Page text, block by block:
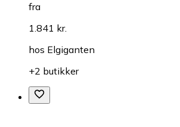
fra
1.841 kr.
hos Elgiganten
+2 butikker